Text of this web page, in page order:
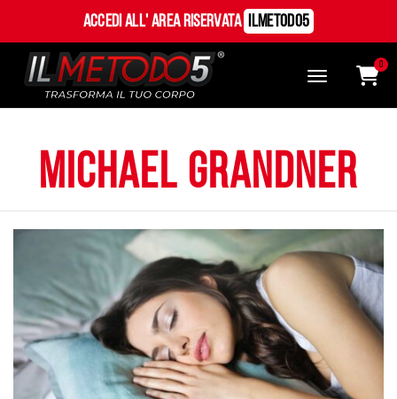
Accedi all' Area Riservata ILMetodo5
0
Michael grandner